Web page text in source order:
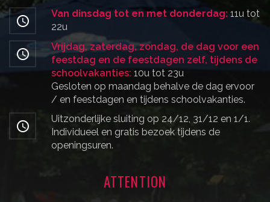
Van dinsdag tot en met donderdag:11u tot
22u
Vrijdag, zaterdag, zondag, de dag voor een
feestdag en de feestdagen zelf, tijdens de
schoolvakanties: 10u tot 23u
Gesloten op maandag behalve de dag ervoor
/ en feestdagen en tijdens schoolvakanties.
Uitzonderlijke sluiting op 24/12, 31/12 en 1/1.
Individueel en gratis bezoek tijdens de
openingsuren.
ATTENTION